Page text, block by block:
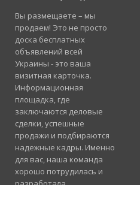
Вы размещаете – мы
продаем! Это не просто
доска бесплатных
объявлений всей
Украины - это ваша
визитная карточка.
Информационная
площадка, где
заключаются деловые
сделки, успешные
продажи и подбираются
надежные кадры. Именно
для вас, наша команда
хорошо потрудилась и
разработала